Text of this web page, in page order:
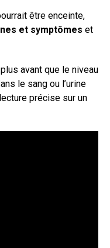
être enceinte,
et symptômes et
avant que le niveau
le sang ou l’urine
précise sur un